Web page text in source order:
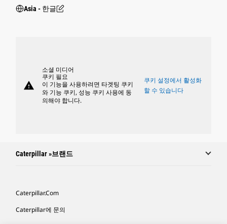
Asia - 한글
warning
소셜 미디어
쿠키 필요
이 기능을 사용하려면 타겟팅 쿠키
와 기능 쿠키, 성능 쿠키 사용에 동
의해야 합니다.
쿠키 설정에서 활성화
할 수 있습니다
Caterpillar »브랜드
Caterpillar.com
Caterpillar에 문의